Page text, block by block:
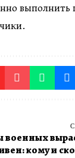
выполнить
военных
кому и